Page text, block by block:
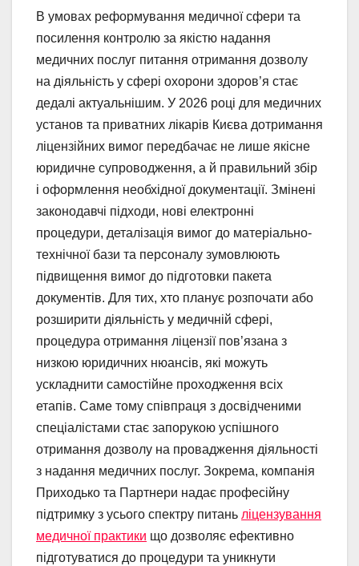
В умовах реформування медичної сфери та
посилення контролю за якістю надання
медичних послуг питання отримання дозволу
на діяльність у сфері охорони здоров’я стає
дедалі актуальнішим. У 2026 році для медичних
установ та приватних лікарів Києва дотримання
ліцензійних вимог передбачає не лише якісне
юридичне супроводження, а й правильний збір
і оформлення необхідної документації. Змінені
законодавчі підходи, нові електронні
процедури, деталізація вимог до матеріально-
технічної бази та персоналу зумовлюють
підвищення вимог до підготовки пакета
документів. Для тих, хто планує розпочати або
розширити діяльність у медичній сфері,
процедура отримання ліцензії пов’язана з
низкою юридичних нюансів, які можуть
ускладнити самостійне проходження всіх
етапів. Саме тому співпраця з досвідченими
спеціалістами стає запорукою успішного
отримання дозволу на провадження діяльності
з надання медичних послуг. Зокрема, компанія
Приходько та Партнери надає професійну
підтримку з усього спектру питань ліцензування
медичної практики що дозволяє ефективно
підготуватися до процедури та уникнути